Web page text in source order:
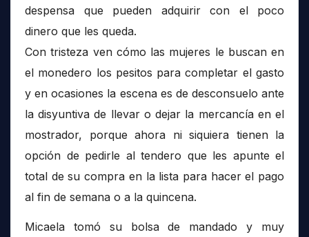
despensa que pueden adquirir con el poco
dinero que les queda.
Con tristeza ven cómo las mujeres le buscan en
el monedero los pesitos para completar el gasto
y en ocasiones la escena es de desconsuelo ante
la disyuntiva de llevar o dejar la mercancía en el
mostrador, porque ahora ni siquiera tienen la
opción de pedirle al tendero que les apunte el
total de su compra en la lista para hacer el pago
al fin de semana o a la quincena.
Micaela tomó su bolsa de mandado y muy